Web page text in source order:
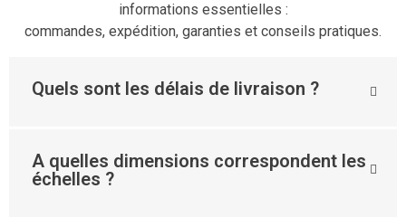
informations essentielles :
commandes, expédition, garanties et conseils pratiques.
Quels sont les délais de livraison ?
A quelles dimensions correspondent les
échelles ?